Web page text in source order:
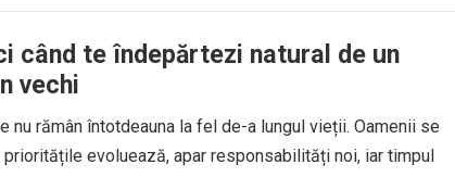
când te îndepărtezi natural de un
vechi
nu rămân întotdeauna la fel de-a lungul vieții. Oamenii se
evoluează, apar responsabilități noi, iar timpul